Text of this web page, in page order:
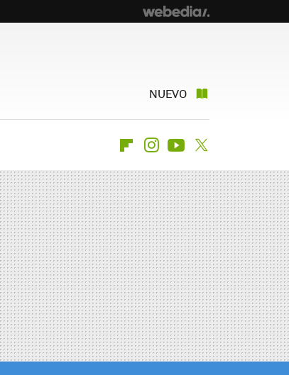
NUEVO
FlipboardInstagramYoutube